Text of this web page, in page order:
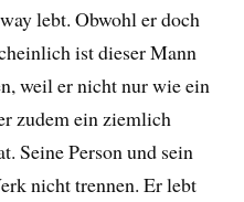
lebt. Obwohl er doch
ist dieser Mann
weil er nicht nur wie ein
zudem ein ziemlich
Seine Person und sein
nicht trennen. Er lebt